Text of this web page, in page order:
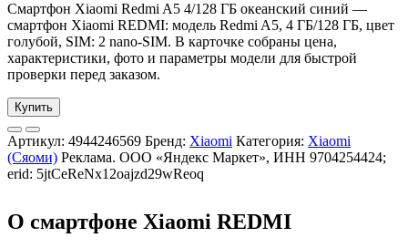
Смартфон Xiaomi Redmi A5 4/128 ГБ океанский синий —
смартфон Xiaomi REDMI: модель Redmi A5, 4 ГБ/128 ГБ, цвет
голубой, SIM: 2 nano-SIM. В карточке собраны цена,
характеристики, фото и параметры модели для быстрой
проверки перед заказом.
Купить
Артикул: 4944246569 Бренд: Xiaomi Категория: Xiaomi
(Сяоми) Реклама. ООО «Яндекс Маркет», ИНН 9704254424;
erid: 5jtCeReNx12oajzd29wReoq
О смартфоне Xiaomi REDMI